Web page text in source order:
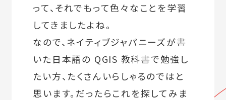
って、それでもって色々なことを学習
してきましたよね。
なので、ネイティブジャパニーズが書
いた日本語の QGIS 教科書で勉強し
たい方、たくさんいらしゃるのではと
思います。だったらこれを探してみま